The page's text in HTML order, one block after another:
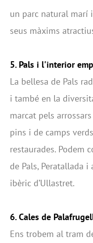
un parc natural marí
seus màxims
5. Pals i l'interior
La bellesa de Pals
i també en la
marcat pels
pins i de camps
restaurades. Podem
de Pals, Peratallada
ibèric d’Ullastret.
6. Cales de
Ens trobem al tram